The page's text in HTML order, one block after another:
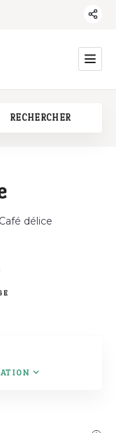
RECHERCHER
Café délice